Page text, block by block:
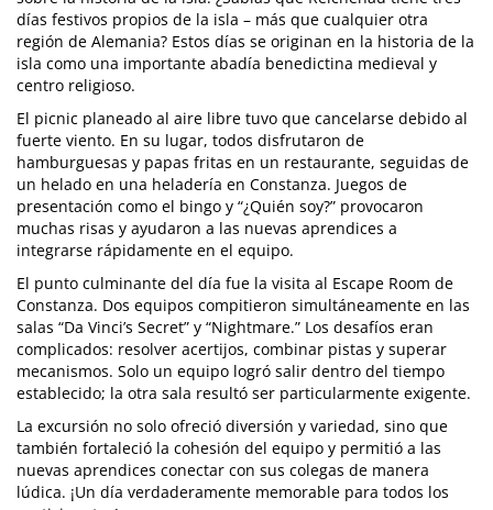
días festivos propios de la isla – más que cualquier otra
región de Alemania? Estos días se originan en la historia de la
isla como una importante abadía benedictina medieval y
centro religioso.
El picnic planeado al aire libre tuvo que cancelarse debido al
fuerte viento. En su lugar, todos disfrutaron de
hamburguesas y papas fritas en un restaurante, seguidas de
un helado en una heladería en Constanza. Juegos de
presentación como el bingo y “¿Quién soy?” provocaron
muchas risas y ayudaron a las nuevas aprendices a
integrarse rápidamente en el equipo.
El punto culminante del día fue la visita al Escape Room de
Constanza. Dos equipos compitieron simultáneamente en las
salas “Da Vinci’s Secret” y “Nightmare.” Los desafíos eran
complicados: resolver acertijos, combinar pistas y superar
mecanismos. Solo un equipo logró salir dentro del tiempo
establecido; la otra sala resultó ser particularmente exigente.
La excursión no solo ofreció diversión y variedad, sino que
también fortaleció la cohesión del equipo y permitió a las
nuevas aprendices conectar con sus colegas de manera
lúdica. ¡Un día verdaderamente memorable para todos los